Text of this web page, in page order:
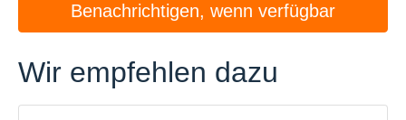
Benachrichtigen, wenn verfügbar
Wir empfehlen dazu